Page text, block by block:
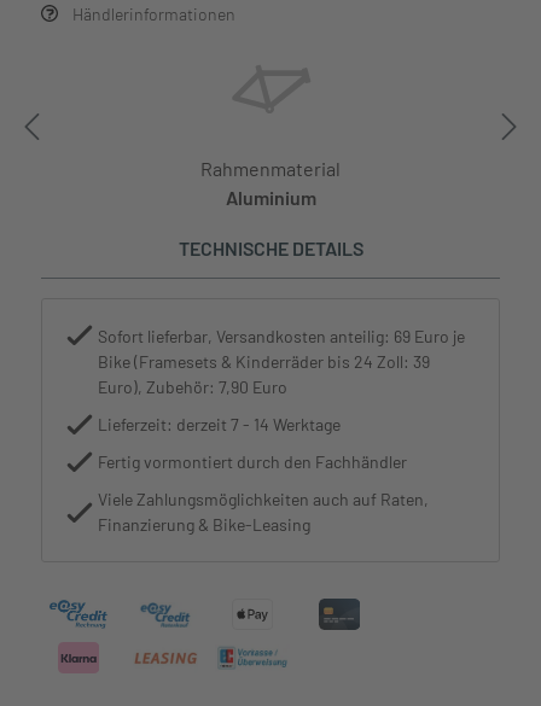
Händlerinformationen
Rahmenmaterial
Aluminium
TECHNISCHE DETAILS
Sofort lieferbar, Versandkosten anteilig: 69 Euro je
Bike (Framesets & Kinderräder bis 24 Zoll: 39
Euro), Zubehör: 7,90 Euro
Lieferzeit: derzeit 7 - 14 Werktage
Fertig vormontiert durch den Fachhändler
Viele Zahlungsmöglichkeiten auch auf Raten,
Finanzierung & Bike-Leasing